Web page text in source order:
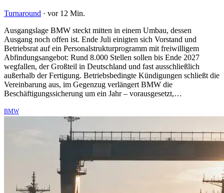
Turnaround · vor 12 Min.
Ausgangslage BMW steckt mitten in einem Umbau, dessen
Ausgang noch offen ist. Ende Juli einigten sich Vorstand und
Betriebsrat auf ein Personalstrukturprogramm mit freiwilligem
Abfindungsangebot: Rund 8.000 Stellen sollen bis Ende 2027
wegfallen, der Großteil in Deutschland und fast ausschließlich
außerhalb der Fertigung. Betriebsbedingte Kündigungen schließt die
Vereinbarung aus, im Gegenzug verlängert BMW die
Beschäftigungssicherung um ein Jahr – vorausgesetzt,…
BMW